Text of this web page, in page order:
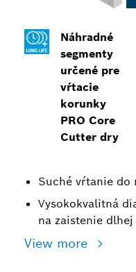
Náhradné
segmenty
určené pre
vŕtacie
korunky
PRO Core
Cutter dry
Suché vŕtanie
Vysokokvalitná
na zaistenie
View more